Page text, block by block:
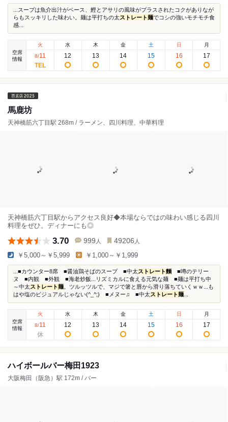
...スープは魚介出汁がベース、鰹とアサリの風味がプラスされたコクがありなが
らもスッキリした味わい。麺は平打ちの太ストレート麺でコシの強いモチモチ食
感...
空席
情報
火
8/11
水
12
木
13
金
14
土
15
日
16
月
17
馬鹿坊
天神橋筋六丁目駅 268m / ラーメン、四川料理、中華料理
天神橋筋六丁目駅からアクセス良好◆本場ならではの味わい感じる四川
料理をぜひ。ディナーにも◎
3.70 999 人 49206 人
￥5,000～￥5,999 ￥1,000～￥1,999
...■カウンター8席 ■醤油鶏そばのスープ ■中太ストレート麵 ■噂のテリー
ヌ ■内観 ■外観 ■海老炒飯...リズミカルに食える元気な麺 ■麺は平打ち中
～中太ストレート麺 。ツルッツルで、マジで箸と唇から滑り落ちていくｗｗ...も
はや塩のビジュアルじゃない(^_^;) ■メヌー♫ ■中太ストレート麺
空席
情報
火
8/11
水
12
木
13
金
14
土
15
日
16
月
17
ハイボールバー梅田1923
大阪梅田（阪急）駅 172m / バー